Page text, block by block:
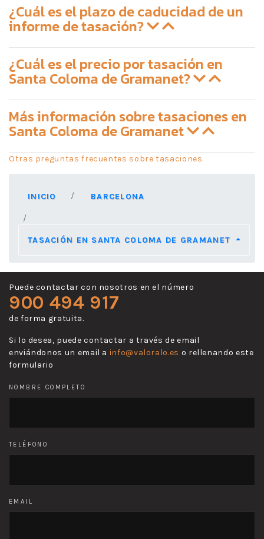
¿Cuál es el plazo de caducidad de un
informe de tasación?
¿Cuál es el precio por tasación en
Santa Coloma de Gramanet?
Más información sobre tasaciones en
Santa Coloma de Gramanet
Otras preguntas frecuentes sobre tasaciones
INICIO BARCELONA
TASACIÓN EN SANTA COLOMA DE GRAMANET
Puede contactar con nosotros en el número
900 494 917
de forma gratuita.
Si lo desea, puede contactar a través de email
enviándonos un email a info@valoralo.es o rellenando este
formulario
NOMBRE COMPLETO
TELÉFONO
EMAIL